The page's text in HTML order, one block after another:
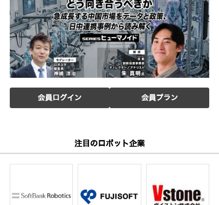
会員ログイン 会員プラン
注目のロボット企業